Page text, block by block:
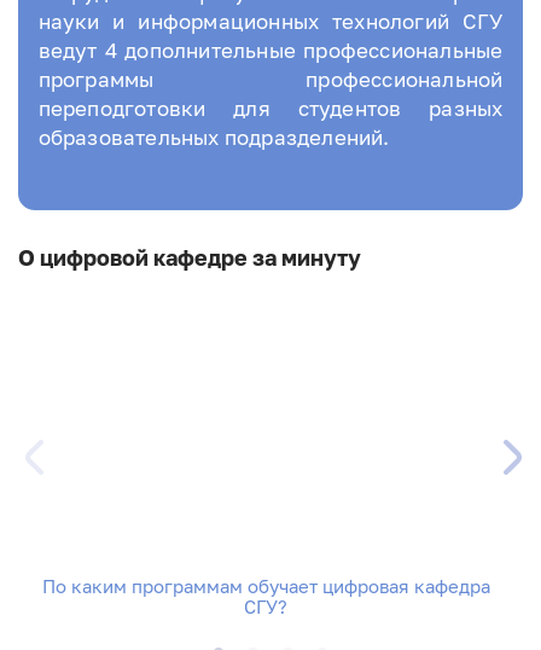
науки и информационных технологий СГУ
ведут 4 дополнительные профессиональные
программы профессиональной
переподготовки для студентов разных
образовательных подразделений.
О цифровой кафедре за минуту
По каким программам обучает цифровая кафедра
СГУ?